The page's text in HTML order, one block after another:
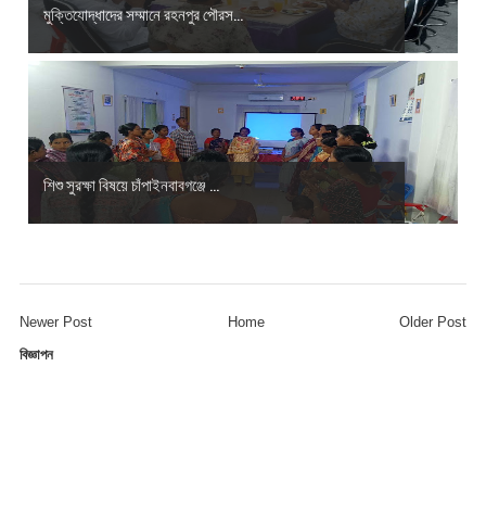
মুক্তিযোদ্ধাদের সম্মানে রহনপুর পৌরস...
শিশু সুরক্ষা বিষয়ে চাঁপাইনবাবগঞ্জে ...
Newer Post Older Post
Home
বিজ্ঞাপন